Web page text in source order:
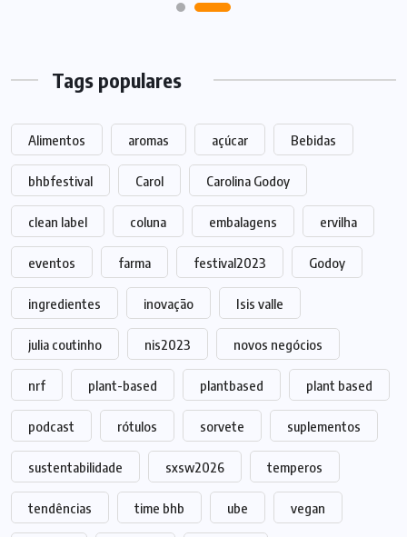
Tags populares
Alimentos aromas açúcar Bebidas
bhbfestival Carol Carolina Godoy
clean label coluna embalagens ervilha
eventos farma festival2023 Godoy
ingredientes inovação Isis valle
julia coutinho nis2023 novos negócios
nrf plant-based plantbased plant based
podcast rótulos sorvete suplementos
sustentabilidade sxsw2026 temperos
tendências time bhb ube vegan